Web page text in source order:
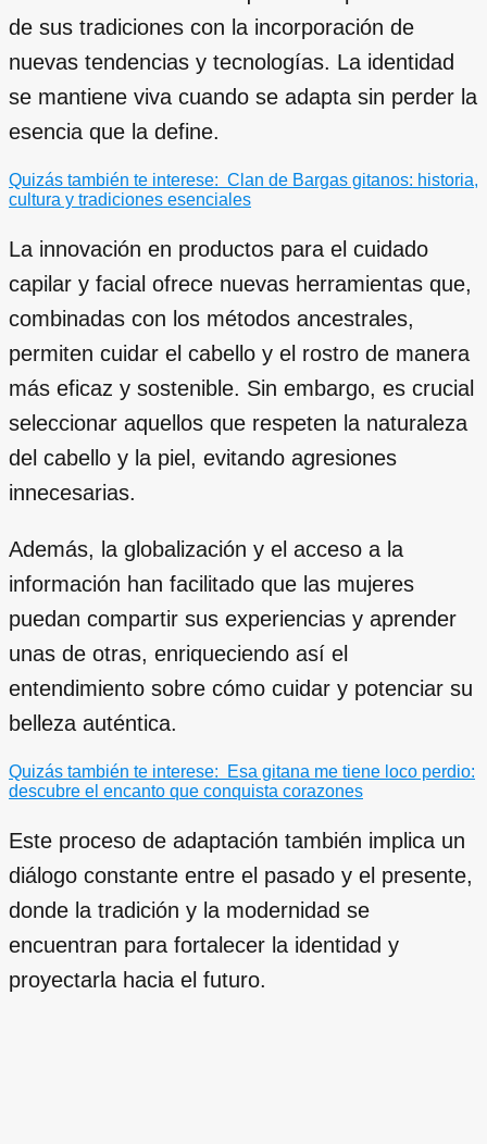
de sus tradiciones con la incorporación de
nuevas tendencias y tecnologías. La identidad
se mantiene viva cuando se adapta sin perder la
esencia que la define.
Quizás también te interese: Clan de Bargas gitanos: historia,
cultura y tradiciones esenciales
La innovación en productos para el cuidado
capilar y facial ofrece nuevas herramientas que,
combinadas con los métodos ancestrales,
permiten cuidar el cabello y el rostro de manera
más eficaz y sostenible. Sin embargo, es crucial
seleccionar aquellos que respeten la naturaleza
del cabello y la piel, evitando agresiones
innecesarias.
Además, la globalización y el acceso a la
información han facilitado que las mujeres
puedan compartir sus experiencias y aprender
unas de otras, enriqueciendo así el
entendimiento sobre cómo cuidar y potenciar su
belleza auténtica.
Quizás también te interese:
Esa gitana me tiene loco perdio:
descubre el encanto que conquista corazones
Este proceso de adaptación también implica un
diálogo constante entre el pasado y el presente,
donde la tradición y la modernidad se
encuentran para fortalecer la identidad y
proyectarla hacia el futuro.